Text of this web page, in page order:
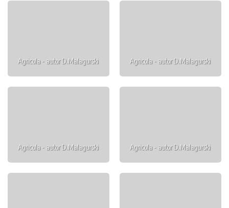
Agricola - autor D.Malagurski Agricola - autor D.Malagurski
Agricola - autor D.Malagurski Agricola - autor D.Malagurski